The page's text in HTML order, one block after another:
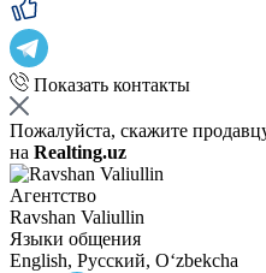
Показать контакты
Пожалуйста, скажите
на Realting.uz
Агентство
Ravshan Valiullin
Языки общения
English, Русский, Oʻzbekcha